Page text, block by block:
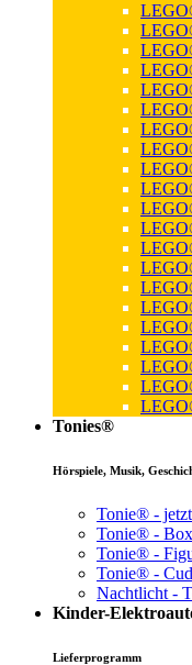
Tonies®
Hörspiele, Musik,
Tonie® -
Tonie® -
Tonie® -
Tonie® -
Nachtlicht -
Kinder-
Lieferprogramm